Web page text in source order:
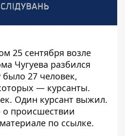
25 сентября возле
Чугуева разбился
было 27 человек,
— курсанты.
Один курсант выжил.
происшествии
по ссылке.